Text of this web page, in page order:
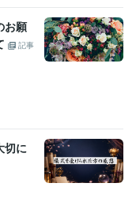
お願
記事
切に